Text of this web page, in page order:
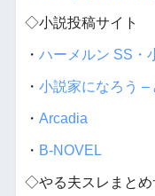
◇小説投稿サイト
・ ハーメルン SS・
・ 小説家になろう –
・ Arcadia
・ B-NOVEL
◇やる夫スレまとめ